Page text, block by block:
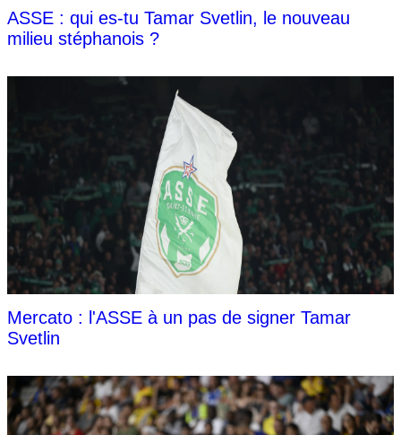
ASSE : qui es-tu Tamar Svetlin, le nouveau
milieu stéphanois ?
Mercato : l'ASSE à un pas de signer Tamar
Svetlin